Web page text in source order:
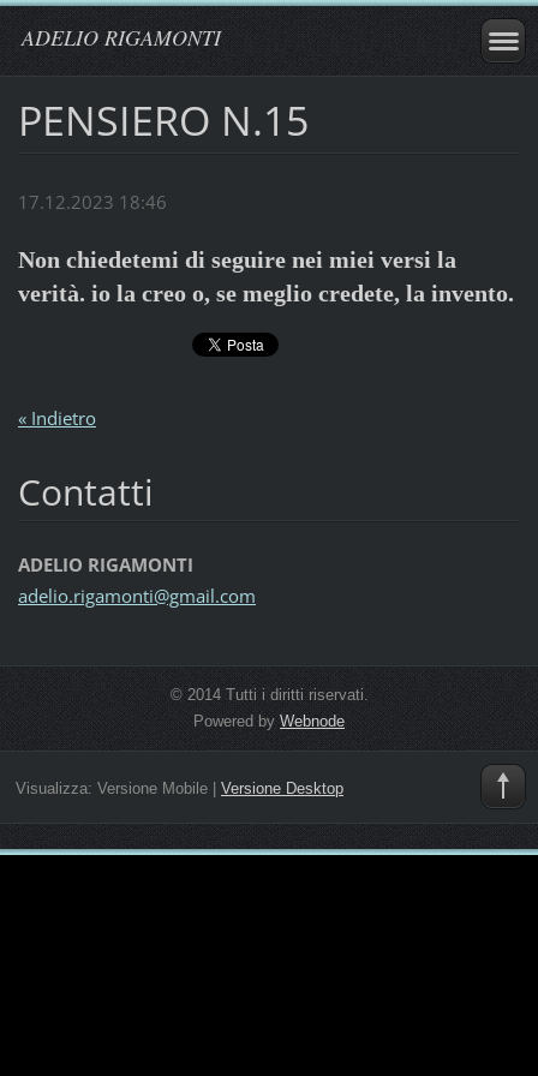
ADELIO RIGAMONTI
PENSIERO N.15
17.12.2023 18:46
Non chiedetemi di seguire nei miei versi la
verità. io la creo o, se meglio credete, la invento.
« Indietro
Contatti
ADELIO RIGAMONTI
adelio.rigamonti@gmail.com
© 2014 Tutti i diritti riservati.
Powered by Webnode
Visualizza: Versione Mobile| Versione Desktop